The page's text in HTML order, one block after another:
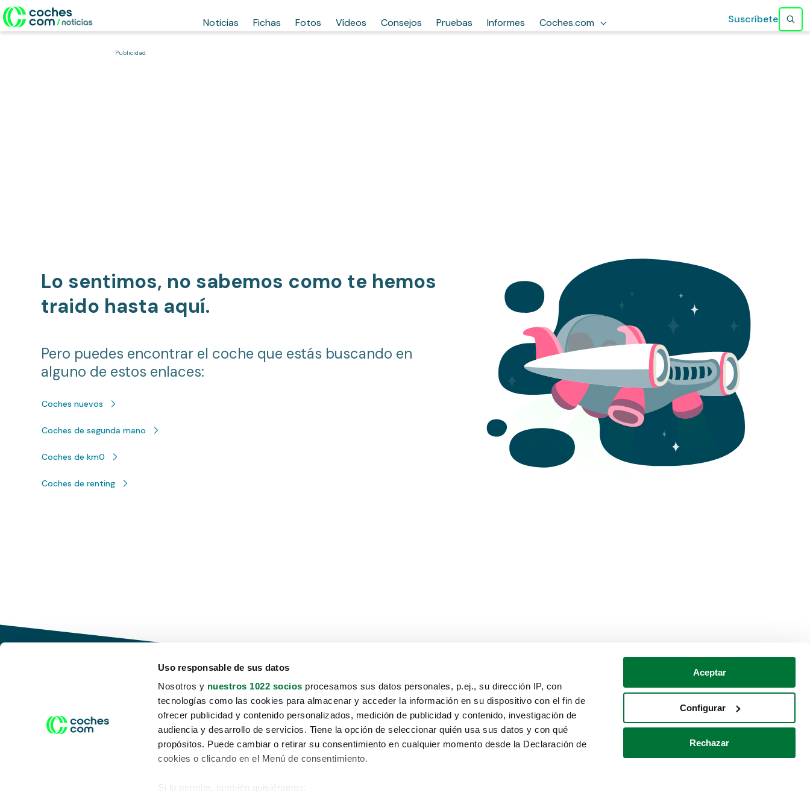
Uso responsable de sus datos
Nosotros y nuestros 1022 socios procesamos sus datos personales, p.ej., su dirección IP, con
tecnologías como las cookies para almacenar y acceder la información en su dispositivo con el fin de
ofrecer publicidad y contenido personalizados, medición de publicidad y contenido, investigación de
audiencia y desarrollo de servicios. Tiene la opción de seleccionar quién usa sus datos y con qué
propósitos. Puede cambiar o retirar su consentimiento en cualquier momento desde la Declaración de
cookies o clicando en el Menú de consentimiento.
Si lo permite, también quisiéramos:
Aceptar
Configurar
Rechazar
Noticias Fichas Fotos Vídeos Consejos Pruebas Informes Coches.com Suscríbete
Publicidad
Lo sentimos, no sabemos como te hemos
traido hasta aquí.
Pero puedes encontrar el coche que estás buscando en
alguno de estos enlaces:
Coches nuevos
Coches de segunda mano
Coches de km0
Coches de renting
Conduce tu futuro,
desata tu movilidad